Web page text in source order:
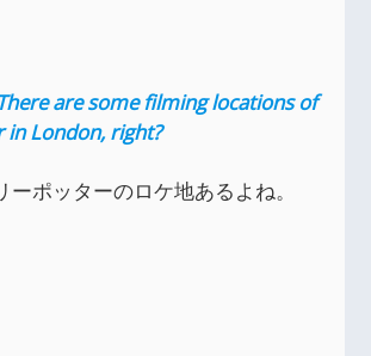
are some filming locations of
London, right?
ーポッターのロケ地あるよね。